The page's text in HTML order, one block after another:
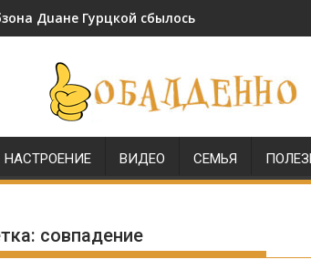
Дuане Гурцкой сбылось через 18 лет
женщине удалось получить звание
НАСТРОЕНИЕ ВИДЕО СЕМЬЯ
совпадение